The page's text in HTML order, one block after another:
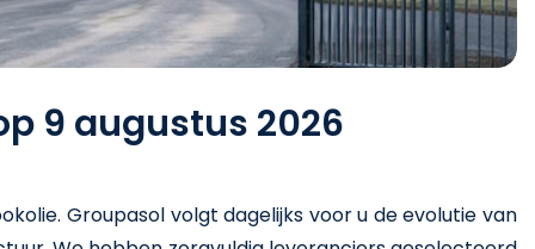
9 augustus 2026
. Groupasol volgt dagelijks voor u de evolutie van